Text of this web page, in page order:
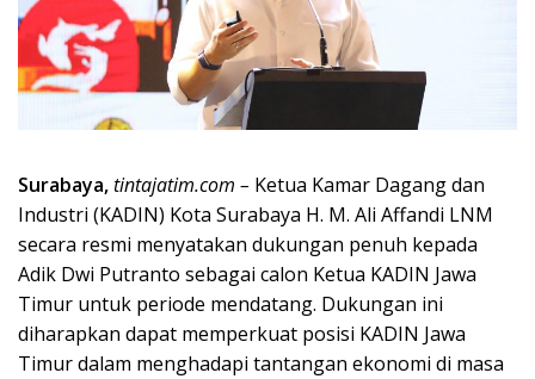
Surabaya,tintajatim.com – Ketua Kamar Dagang dan
Industri (KADIN) Kota Surabaya H. M. Ali Affandi LNM
secara resmi menyatakan dukungan penuh kepada
Adik Dwi Putranto sebagai calon Ketua KADIN Jawa
Timur untuk periode mendatang. Dukungan ini
diharapkan dapat memperkuat posisi KADIN Jawa
Timur dalam menghadapi tantangan ekonomi di masa